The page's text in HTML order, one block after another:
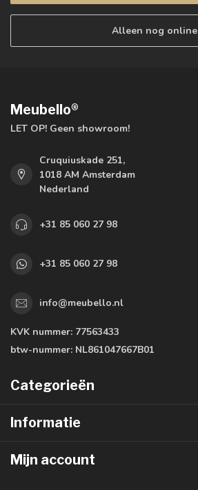
Alleen nog online
Meubello®
LET OP! Geen showroom!
Cruquiuskade 251,
1018 AM Amsterdam
Nederland
+31 85 060 27 98
+31 85 060 27 98
info@meubello.nl
KVK nummer: 77563433
btw-nummer: NL861047667B01
Categorieën
Informatie
Mijn account